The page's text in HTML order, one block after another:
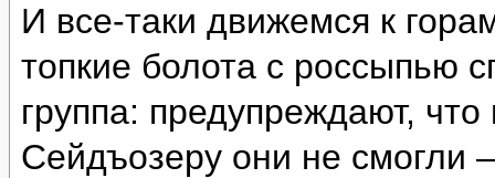
И все-таки движемся к
топкие болота с россыпью
группа: предупреждают,
Сейдъозеру они не смогли